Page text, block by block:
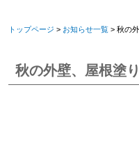
トップページ > お知らせ一覧 > 秋の
秋の外壁、屋根塗